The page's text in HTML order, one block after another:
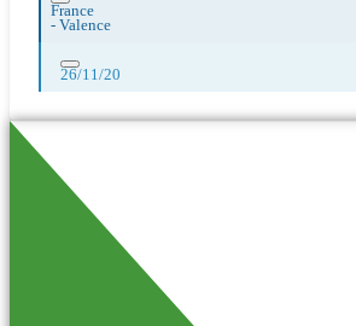
France
- Valence
26/11/20